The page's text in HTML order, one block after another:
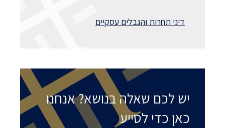
דיני תחרות והגבלים עסקיים
יש לכם שאלה בנושא? אנחנו
כאן כדי לסייע